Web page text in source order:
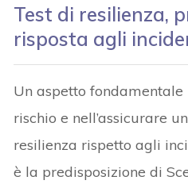
Test di resilienza,
risposta agli
Un aspetto
rischio e nell’assicurare
resilienza rispetto agli
è la predisposizione di